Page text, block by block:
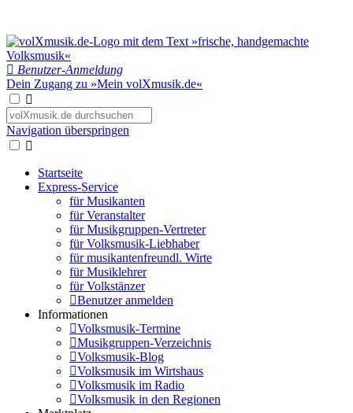
Benutzer-Anmeldung
Dein Zugang zu »Mein volXmusik.de«
Navigation überspringen
Startseite
Express-Service
für Musikanten
für Veranstalter
für Musikgruppen-Vertreter
für Volksmusik-Liebhaber
für musikantenfreundl. Wirte
für Musiklehrer
für Volkstänzer
Benutzer anmelden
Informationen
Volksmusik-Termine
Musikgruppen-Verzeichnis
Volksmusik-Blog
Volksmusik im Wirtshaus
Volksmusik im Radio
Volksmusik in den Regionen